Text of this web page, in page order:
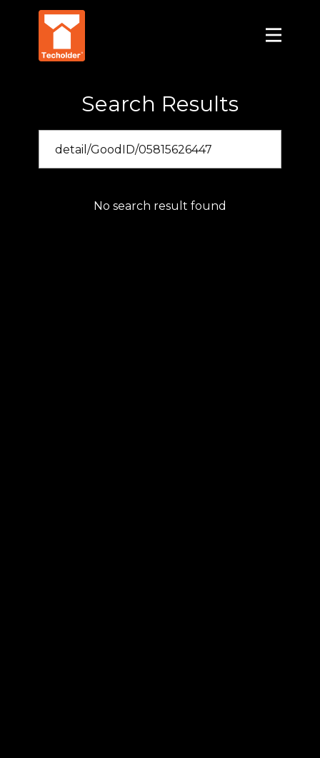
Search Results
No search result found